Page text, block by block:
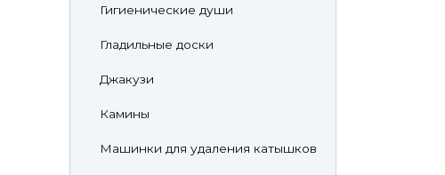
Гигиенические души
Гладильные доски
Джакузи
Камины
Машинки для удаления катышков